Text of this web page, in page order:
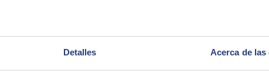
Detalles Acerca de las
profesional se ha desarrollado durante 30 años entre la industria